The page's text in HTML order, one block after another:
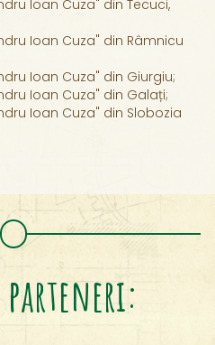
Ioan Cuza" din Tecuci,
Ioan Cuza" din Râmnicu
Ioan Cuza" din Giurgiu;
Ioan Cuza" din Galați;
Ioan Cuza" din Slobozia